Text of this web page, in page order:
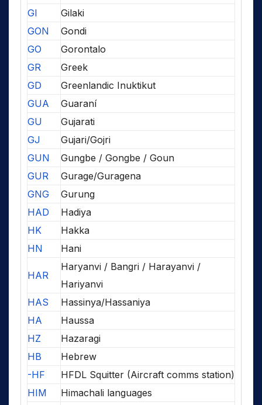
GI
Gilaki
GON
Gondi
GO
Gorontalo
GR
Greek
GD
Greenlandic Inuktikut
GUA
Guaraní
GU
Gujarati
GJ
Gujari/Gojri
GUN
Gungbe / Gongbe / Goun
GUR
Gurage/Guragena
GNG
Gurung
HAD
Hadiya
HK
Hakka
HN
Hani
HAR
Haryanvi / Bangri / Harayanvi /
Hariyanvi
HAS
Hassinya/Hassaniya
HA
Haussa
HZ
Hazaragi
HB
Hebrew
-HF
HFDL Squitter (Aircraft comms station)
HIM
Himachali languages